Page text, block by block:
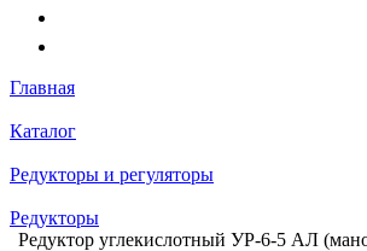
Главная
Каталог
Редукторы и регуляторы
Редукторы
Редуктор углекислотный УР-6-5 АЛ